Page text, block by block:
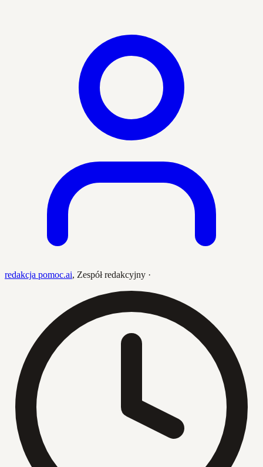
redakcja pomoc.ai, Zespół redakcyjny ·